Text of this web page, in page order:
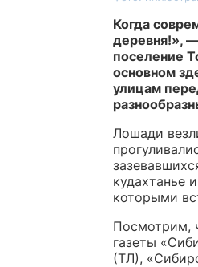
Когда
деревня!»,
поселение
основном
улицам
Лошади
кудахтанье
которыми
Посмотрим,
газеты
(ТЛ),